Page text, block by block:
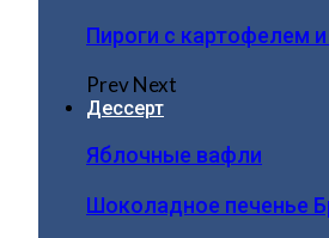
Пироги c картофелем
PrevNext
Дессерт
Яблочные вафли
Шоколадное печенье